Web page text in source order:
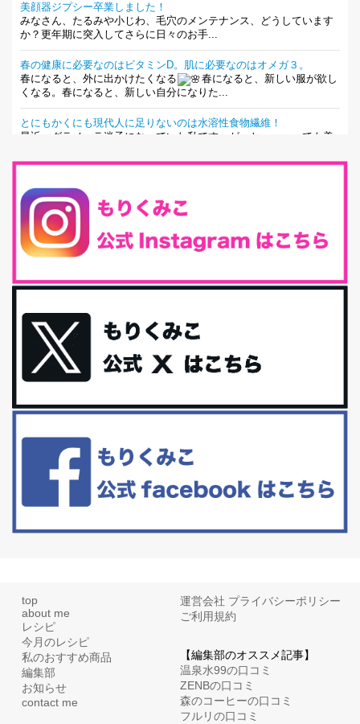
美顔器ジプシー卒業しました！
みなさん、たるみや小じわ、毛穴のメンテナンス、どうしています
か？更年期に突入してさらに日々のお手...
春の健康に必要なのはビタミンD。肌に必要なのはオメガ３。
春になると、外に出かけたくなる
春になると、新しい服が欲し
くなる。春になると、新しい自分になりた...
とにもかくにも現代人に足りないのは水溶性食物繊維！
最近、グラノーラ迷子になっていた私です。が、と〜〜〜っても美
腸内環境を整えることは、健康維持の中でいっちばん大事！だと私
は思っています。 ヒトの免...
iHerb特大セール終了間近！みんな何買う？
最近お風呂上がりの炭酸水をシリカシリカにしているんだけど確か
今回は、最近毎回定期的に購入している「楽天ふるさと納税」の返
礼品トップ５を紹介します。今までいろ...
更年期を穏やかに乗りきるために今できる５つのこと。
アラフィフからの体と心の整え方。 私も気づけばアラフィフ、これ
といった更年期症状はまだ...
白髪・美容・免疫力、現代人に足りないのは海藻！
リーブオイルorごま油をたらす。&n...
top
about me
レシピ
今月のレシピ
私のおすすめ商品
編集部
お知らせ
contact me
運営会社 プライバシーポリシー
ご利用規約
【編集部のオススメ記事】
温泉水99の口コミ
ZENBの口コミ
森のコーヒーの口コミ
フルリの口コミ